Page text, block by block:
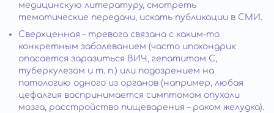
медицинскую литературу, смотреть
тематические передачи, искать публикации в СМИ.
Сверхценная – тревога связана с каким-то
конкретным заболеванием (часто ипохондрик
опасается заразиться ВИЧ, гепатитом C,
туберкулезом и т. п.) или подозрением на
патологию одного из органов (например, любая
цефалгия воспринимается симптомом опухоли
мозга, расстройство пищеварения – раком желудка).